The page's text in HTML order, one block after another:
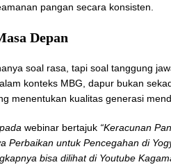
pangan secara konsisten.
Depan
soal rasa, tapi soal tanggung
konteks MBG, dapur bukan
menentukan kualitas generasi
webinar bertajuk “Keracunan
Perbaikan untuk Pencegahan di
bisa dilihat di Youtube